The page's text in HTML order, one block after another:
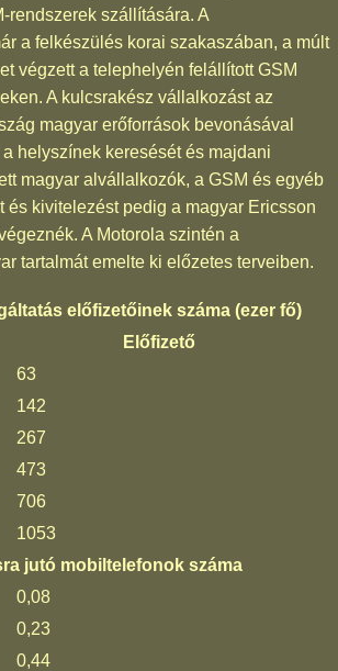
rendszerek szállítására. A
a felkészülés korai szakaszában, a múlt
végzett a telephelyén felállított GSM
A kulcsrakész vállalkozást az
magyar erőforrások bevonásával
helyszínek keresését és majdani
magyar alvállalkozók, a GSM és egyéb
és kivitelezést pedig a magyar Ericsson
A Motorola szintén a
tartalmát emelte ki előzetes terveiben.
előfizetőinek száma (ezer fő)
Előfizető
63
142
267
473
706
1053
jutó mobiltelefonok száma
0,08
0,23
0,44